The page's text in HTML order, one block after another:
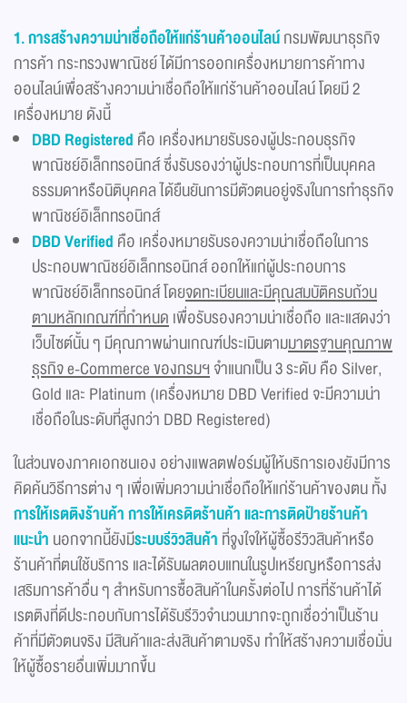
1. การสร้างความน่าเชื่อถือให้แก่ร้านค้าออนไลน์กรมพัฒนาธุรกิจ
การค้า กระทรวงพาณิชย์ ได้มีการออกเครื่องหมายการค้าทาง
ออนไลน์เพื่อสร้างความน่าเชื่อถือให้แก่ร้านค้าออนไลน์ โดยมี 2
เครื่องหมาย ดังนี้
DBD Registered คือ เครื่องหมายรับรองผู้ประกอบธุรกิจ
พาณิชย์อิเล็กทรอนิกส์ ซึ่งรับรองว่าผู้ประกอบการที่เป็นบุคคล
ธรรมดาหรือนิติบุคคล ได้ยืนยันการมีตัวตนอยู่จริงในการทำธุรกิจ
พาณิชย์อิเล็กทรอนิกส์
DBD Verified คือ เครื่องหมายรับรองความน่าเชื่อถือในการ
ประกอบพาณิชย์อิเล็กทรอนิกส์ ออกให้แก่ผู้ประกอบการ
พาณิชย์อิเล็กทรอนิกส์ โดยจดทะเบียนและมีคุณสมบัติครบถ้วน
ตามหลักเกณฑ์ที่กำหนดเพื่อรับรองความน่าเชื่อถือ และแสดงว่า
เว็บไซต์นั้น ๆ มีคุณภาพผ่านเกณฑ์ประเมินตามมาตรฐานคุณภาพ
ธุรกิจe-Commerce ของกรมฯจำแนกเป็น 3 ระดับ คือ Silver,
Gold และ Platinum (เครื่องหมาย DBD Verified จะมีความน่า
เชื่อถือในระดับที่สูงกว่า DBD Registered)
ในส่วนของภาคเอกชนเอง อย่างแพลตฟอร์มผู้ให้บริการเองยังมีการ
คิดค้นวิธีการต่าง ๆ เพื่อเพิ่มความน่าเชื่อถือให้แก่ร้านค้าของตน ทั้ง
การให้เรตติงร้านค้า การให้เครดิตร้านค้า และการติดป้ายร้านค้า
แนะนำ นอกจากนี้ยังมีระบบรีวิวสินค้า ที่จูงใจให้ผู้ซื้อรีวิวสินค้าหรือ
ร้านค้าที่ตนใช้บริการ และได้รับผลตอบแทนในรูปเหรียญหรือการส่ง
เสริมการค้าอื่น ๆ สำหรับการซื้อสินค้าในครั้งต่อไป การที่ร้านค้าได้
เรตติงที่ดีประกอบกับการได้รับรีวิวจำนวนมากจะถูกเชื่อว่าเป็นร้าน
ค้าที่มีตัวตนจริง มีสินค้าและส่งสินค้าตามจริง ทำให้สร้างความเชื่อมั่น
ให้ผู้ซื้อรายอื่นเพิ่มมากขึ้น